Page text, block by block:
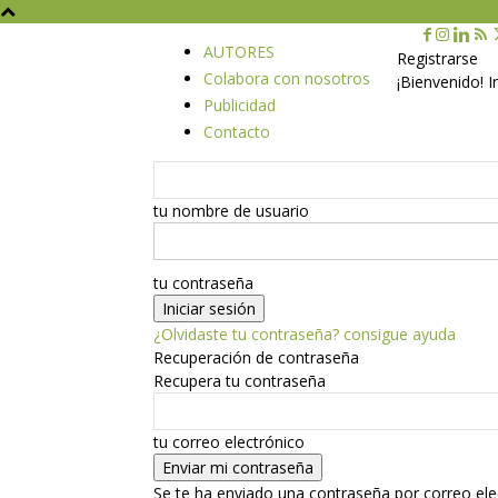
AUTORES
Colabora con nosotros
Publicidad
Contacto
Registrarse
¡Bienvenido!
tu nombre de usuario
tu contraseña
¿Olvidaste tu contraseña? consigue ayuda
Recuperación de contraseña
Recupera tu contraseña
tu correo electrónico
Se te ha enviado una contraseña por correo